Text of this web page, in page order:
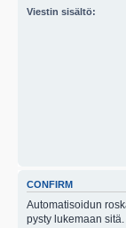
Viestin sisältö:
CONFIRM
Automatisoidun
pysty lukemaan